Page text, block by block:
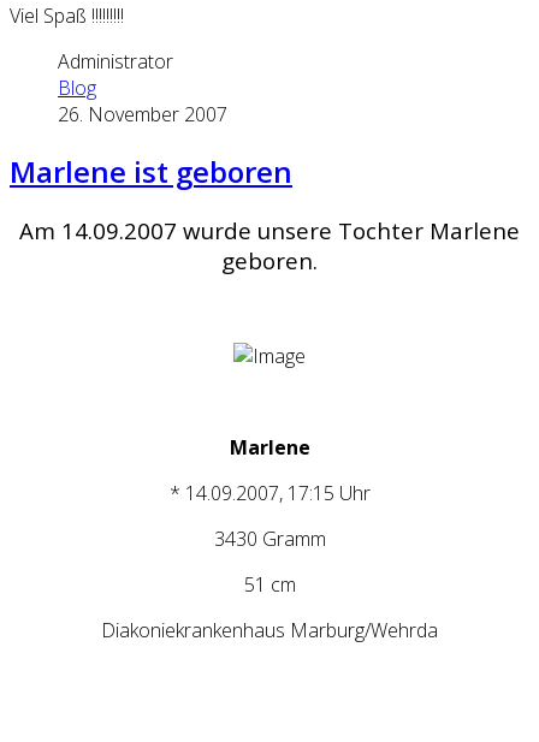
Viel Spaß !!!!!!!!!
Administrator
Blog
26. November 2007
Marlene ist geboren
Am 14.09.2007 wurde unsere Tochter Marlene
geboren.
Marlene
* 14.09.2007, 17:15 Uhr
3430 Gramm
51 cm
Diakoniekrankenhaus Marburg/Wehrda